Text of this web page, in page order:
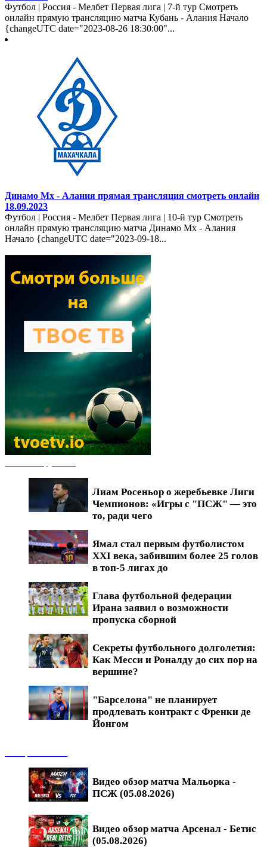
Футбол | Россия - Мелбет Первая лига | 7-й тур Смотреть
онлайн прямую трансляцию матча Кубань - Алания Начало
{changeUTC date="2023-08-26 18:30:00"...
Динамо Мх - Алания прямая трансляция смотреть онлайн
18.09.2023
Футбол | Россия - Мелбет Первая лига | 10-й тур Смотреть
онлайн прямую трансляцию матча Динамо Мх - Алания
Начало {changeUTC date="2023-09-18...
Лиам Росеньор о жеребьевке Лиги
Чемпионов: «Игры с "ПСЖ" — это
то, ради чего
Ямал стал первым футболистом
XXI века, забившим более 25 голов
в топ-5 лигах до
Глава футбольной федерации
Ирана заявил о возможности
пропуска сборной
Секреты футбольного долголетия:
Как Месси и Роналду до сих пор на
вершине?
"Барселона" не планирует
продлевать контракт с Френки де
Йонгом
Видео обзор матча Мальорка -
ПСЖ (05.08.2026)
Видео обзор матча Арсенал - Бетис
(05.08.2026)